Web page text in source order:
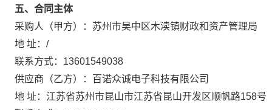
五、合同主体
采购人（甲方）： 苏州市吴中区木渎镇财政和资产管理局
地 址： /
联系方式： 13601549038
供应商（乙方）： 百诺众诚电子科技有限公司
地 址： 江苏省苏州市昆山市江苏省昆山开发区顺帆路158号